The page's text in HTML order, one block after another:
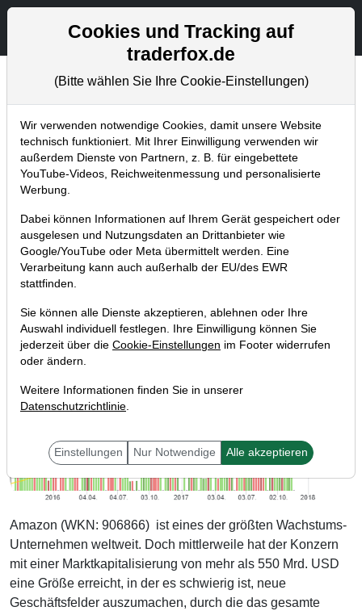
Aktien- und Artikelsuche
Chartanalysen
Home Blog Chartanalysen
Chartanalyse Amazon:
Wachstum im Bereich der
Medizin!
24.11.2017 um 12:09 Uhr | P. Uhlschmied
Amazon (WKN: 906866) ist eines der größten Wachstums-
Unternehmen weltweit. Doch mittlerweile hat der Konzern
mit einer Marktkapitalisierung von mehr als 550 Mrd. USD
eine Größe erreicht, in der es schwierig ist, neue
Geschäftsfelder auszumachen, durch die das gesamte
Cookies und Tracking auf
traderfox.de
(Bitte wählen Sie Ihre Cookie-Einstellungen)
Wir verwenden notwendige Cookies, damit unsere Website
technisch funktioniert. Mit Ihrer Einwilligung verwenden wir
außerdem Dienste von Partnern, z. B. für eingebettete
YouTube-Videos, Reichweitenmessung und personalisierte
Werbung.
Dabei können Informationen auf Ihrem Gerät gespeichert oder
ausgelesen und Nutzungsdaten an Drittanbieter wie
Google/YouTube oder Meta übermittelt werden. Eine
Verarbeitung kann auch außerhalb der EU/des EWR
stattfinden.
Sie können alle Dienste akzeptieren, ablehnen oder Ihre
Auswahl individuell festlegen. Ihre Einwilligung können Sie
jederzeit über die Cookie-Einstellungen im Footer widerrufen
oder ändern.
Weitere Informationen finden Sie in unserer
Datenschutzrichtlinie.
Einstellungen Nur Notwendige Alle akzeptieren